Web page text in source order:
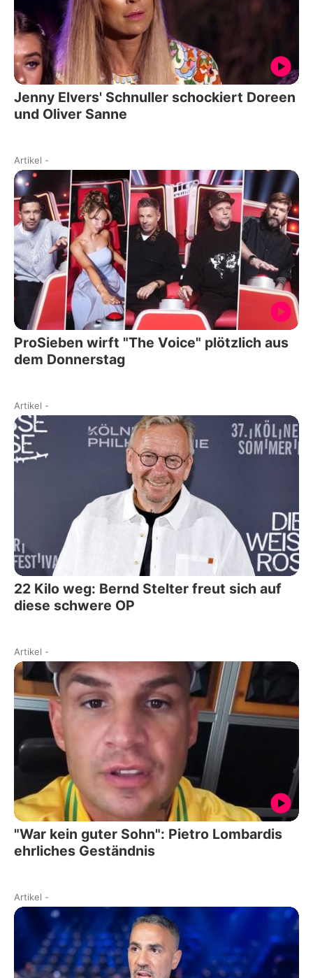
Jenny Elvers' Schnuller schockiert Doreen
und Oliver Sanne
Artikel -
ProSieben wirft "The Voice" plötzlich aus
dem Donnerstag
Artikel -
22 Kilo weg: Bernd Stelter freut sich auf
diese schwere OP
Artikel -
"War kein guter Sohn": Pietro Lombardis
ehrliches Geständnis
Artikel -